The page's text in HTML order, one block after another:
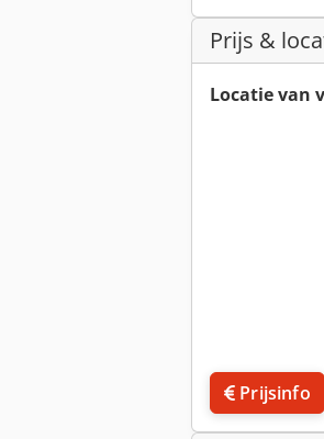
Prijs &
Locatie van
Prijsinfo